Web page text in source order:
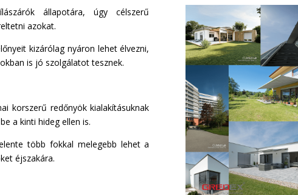
állapotára, úgy célszerű
azokat.
kizárólag nyáron lehet élvezni,
is jó szolgálatot tesznek.
korszerű redőnyök kialakításuknak
a kinti hideg ellen is.
több fokkal melegebb lehet a
éjszakára.